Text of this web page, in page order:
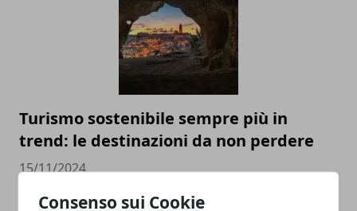
Consenso sui Cookie
Turismo sostenibile sempre più in
trend: le destinazioni da non perdere
15/11/2024